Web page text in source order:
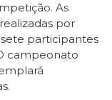
As
por
participantes
campeonato